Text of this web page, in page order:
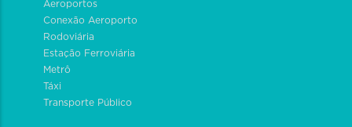
Aeroportos
Conexão Aeroporto
Rodoviária
Estação Ferroviária
Metrô
Táxi
Transporte Público